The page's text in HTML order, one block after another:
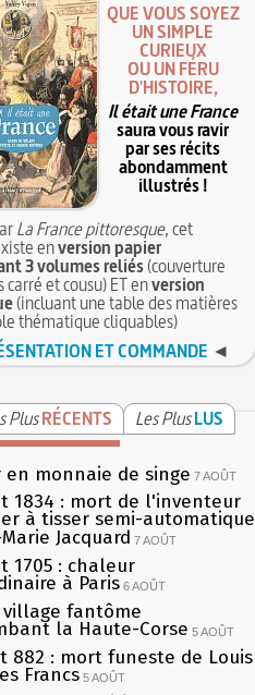
QUE VOUS SOYEZ
UN SIMPLE
CURIEUX
OU UN FÉRU
D'HISTOIRE,
Il était une France
saura vous ravir
par ses récits
abondamment
illustrés !
La France pittoresque, cet
enversion papier
3 volumes reliés(couverture
carré et cousu) ET enversion
(incluant une table des matières
thématique cliquables)
ET COMMANDE ◄
Plus RÉCENTS Les Plus LUS
en monnaie de singe 7 AOÛT
1834 : mort de l'inventeur
à tisser semi-automatique
Jacquard 7 AOÛT
1705 : chaleur
à Paris 6 AOÛT
village fantôme
la Haute-Corse 5 AOÛT
882 : mort funeste de Louis
Francs 5 AOÛT